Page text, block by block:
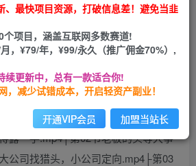
未登录！建议登陆后购买，可保存购买订单
工不要当老黄牛，默默努力，领导根
露一手.mp4├第02节老板的头等大事
公司找猎头，小公司定向.mp4├第03
、最快项目资源，打破信息差！避免当韭
个项目，涵盖互联网多数赛道!
，¥79/年，¥99/永久（推广佣金70%）,
续更新中，总有一款适合你!
，减少试错成本，开启轻资产副业！
开通VIP会员 加盟当站长